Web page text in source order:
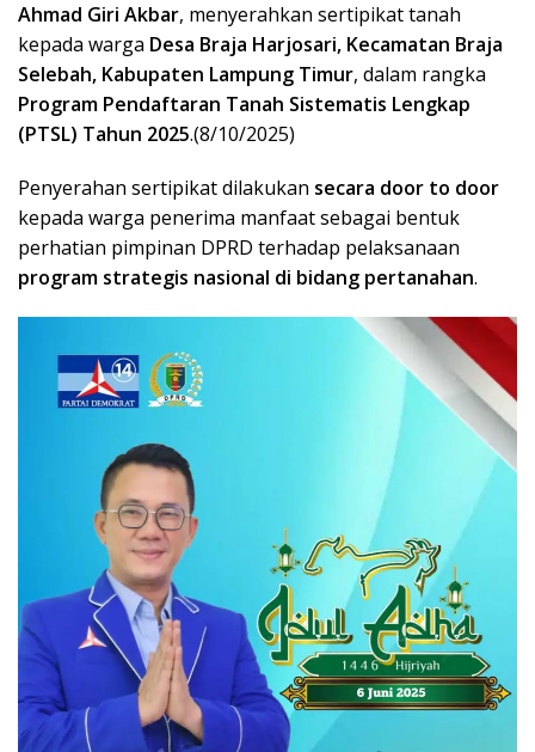
Ahmad Giri Akbar, menyerahkan sertipikat tanah
kepada warga Desa Braja Harjosari, Kecamatan Braja
Selebah, Kabupaten Lampung Timur, dalam rangka
Program Pendaftaran Tanah Sistematis Lengkap
(PTSL) Tahun 2025.(8/10/2025)
Penyerahan sertipikat dilakukan secara door to door
kepada warga penerima manfaat sebagai bentuk
perhatian pimpinan DPRD terhadap pelaksanaan
program strategis nasional di bidang pertanahan.